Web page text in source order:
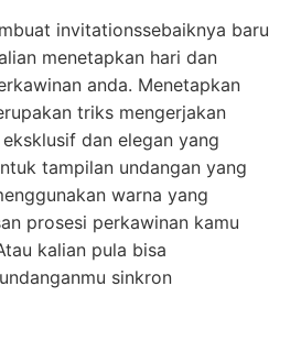
invitationssebaiknya baru
menetapkan hari dan
anda. Menetapkan
triks mengerjakan
dan elegan yang
tampilan undangan yang
warna yang
prosesi perkawinan kamu
kalian pula bisa
sinkron